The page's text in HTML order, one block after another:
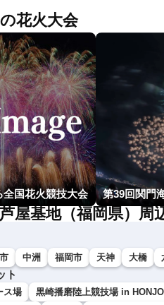
花火大会
全国花火競技大会 第39回関門
屋基地（福岡県）周
中洲 福岡市 天神 大橋
ト
ス場 黒崎播磨陸上競技場 in HONJO